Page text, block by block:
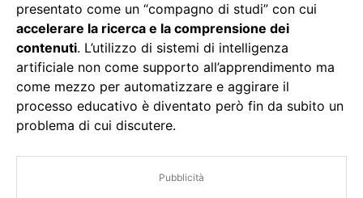
presentato come un “compagno di studi” con cui
accelerare la ricerca e la comprensione dei
contenuti. L’utilizzo di sistemi di intelligenza
artificiale non come supporto all’apprendimento ma
come mezzo per automatizzare e aggirare il
processo educativo è diventato però fin da subito un
problema di cui discutere.
Pubblicità